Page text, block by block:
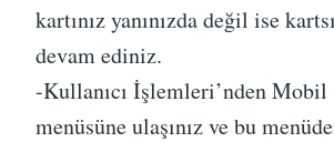
kartınız yanınızda değil ise
devam ediniz.
-Kullanıcı İşlemleri’nden Mobil
menüsüne ulaşınız ve bu